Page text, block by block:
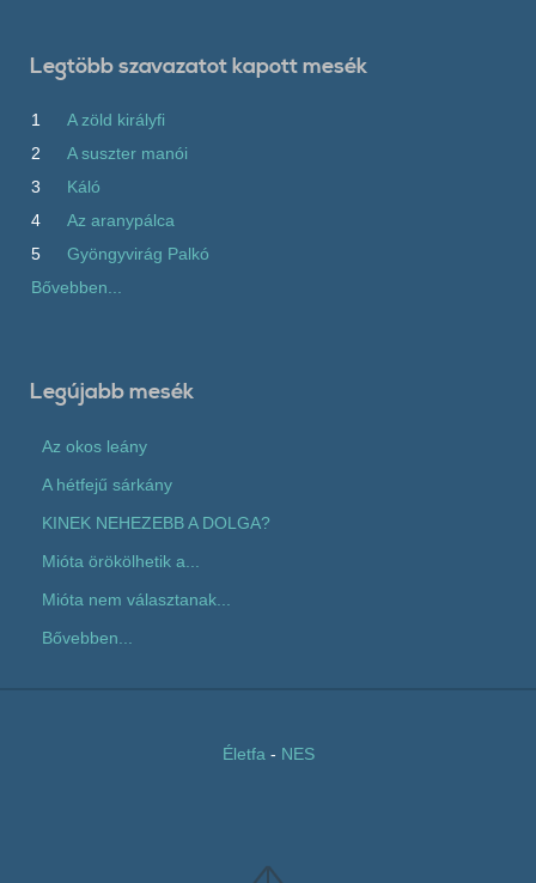
Legtöbb szavazatot kapott mesék
1
A zöld királyfi
2
A suszter manói
3
Káló
4
Az aranypálca
5
Gyöngyvirág Palkó
Bővebben...
Legújabb mesék
Az okos leány
A hétfejű sárkány
KINEK NEHEZEBB A DOLGA?
Mióta örökölhetik a...
Mióta nem választanak...
Bővebben...
Életfa - NES